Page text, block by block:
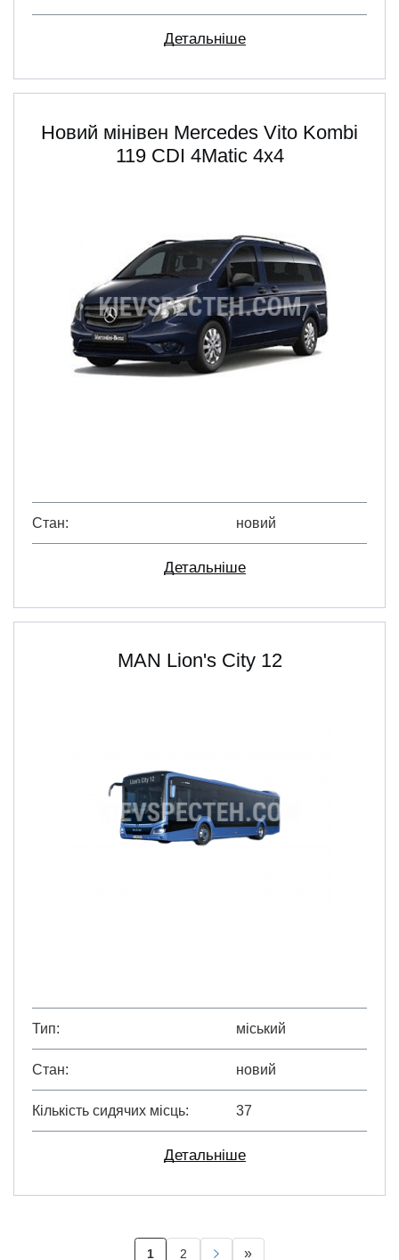
Детальніше
Новий мінівен Mercedes Vito Kombi
119 CDI 4Matic 4х4
Стан новий
Детальніше
MAN Lion's City 12
Тип міський
Стан новий
Кількість сидячих місць 37
Детальніше
1 2 »